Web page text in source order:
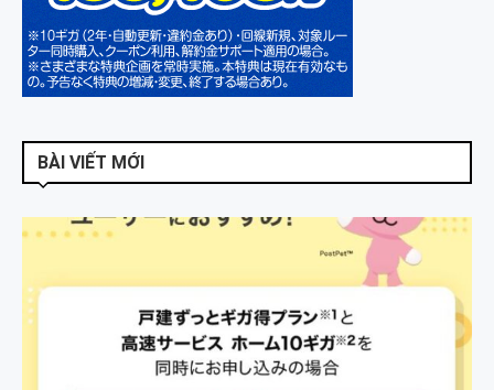
BÀI VIẾT MỚI